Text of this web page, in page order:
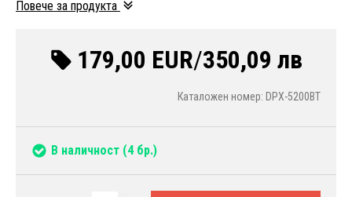
Повече за продукта
179,00 EUR/350,09 лв
Каталожен номер: DPX-5200BT
В наличност (4 бр.)